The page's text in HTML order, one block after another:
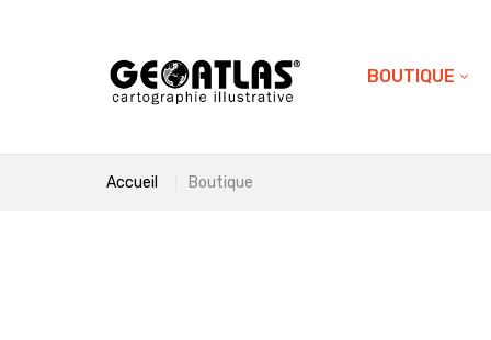
BOUTIQUE
Accueil Boutique